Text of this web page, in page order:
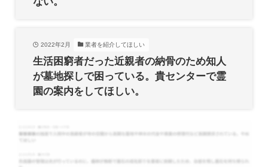
2022年2月 業者を紹介してほしい
生活困窮者だった近親者の納骨のため知人
が墓地探しで困っている。貴センターで霊
園の案内をしてほしい。